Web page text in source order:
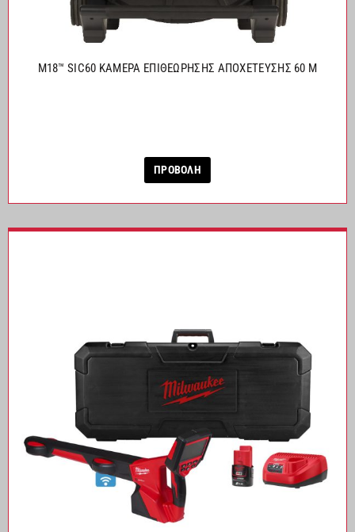
M18™ SIC60 ΚΑΜΕΡΑ ΕΠΙΘEΩΡΗΣΗΣ ΑΠΟΧEΤΕΥΣΗΣ 60 M
ΠΡΟΒΟΛΗ